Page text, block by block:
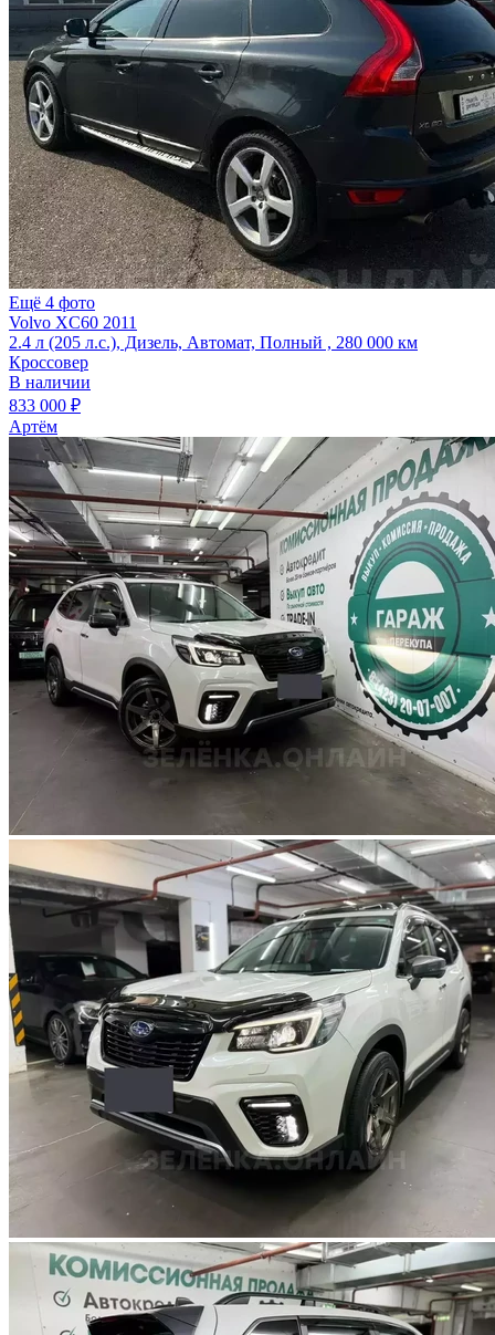
Ещё 4 фото
Volvo XC60 2011
2.4 л (205 л.с.), Дизель, Автомат, Полный , 280 000 км
Кроссовер
В наличии
833 000 ₽
Артём